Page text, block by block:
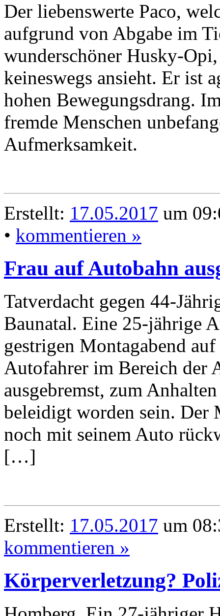
Der liebenswerte Paco,
aufgrund von Abgabe im
wunderschöner Husky-
keineswegs ansieht. Er ist
hohen Bewegungsdrang.
fremde Menschen
Aufmerksamkeit.
Erstellt: 17.05.2017 um
• kommentieren »
Frau auf Autobahn
Tatverdacht gegen 44-
Baunatal. Eine 25-jährige
gestrigen Montagabend
Autofahrer im Bereich der
ausgebremst, zum
beleidigt worden sein. Der
noch mit seinem Auto
[…]
Erstellt: 17.05.2017 um
kommentieren »
Körperverletzung?